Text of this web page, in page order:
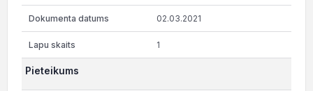
02.03.2021
1
Pieteikums